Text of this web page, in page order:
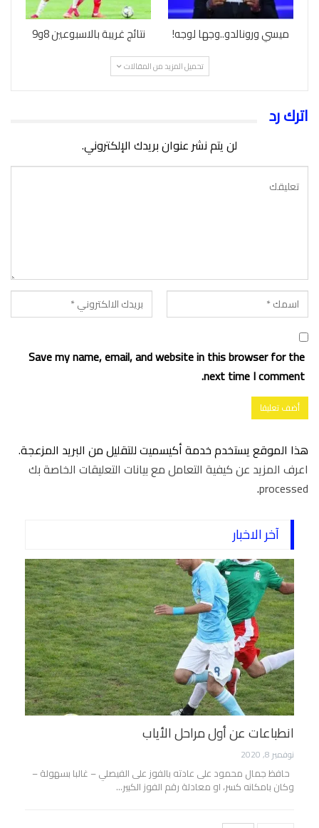
ميسي ورونالدو..وجها لوجه! نتائج غريبة بالاسبوعين 8و9
تحميل المزيد من المقالات
اترك رد
لن يتم نشر عنوان بريدك الإلكتروني.
Save my name, email, and website in this browser for the
next time I comment.
هذا الموقع يستخدم خدمة أكيسميت للتقليل من البريد المزعجة.
اعرف المزيد عن كيفية التعامل مع بيانات التعليقات الخاصة بك
processed
.
آخر الاخبار
انطباعات عن أول مراحل الأياب
نوفمبر 8, 2020
حافظ جمال محمود على عادته بالفوز على الفيصلي – غالبا بسهولة –
وكان بامكانه كسر، او معادلة رقم الفوز الكبير…